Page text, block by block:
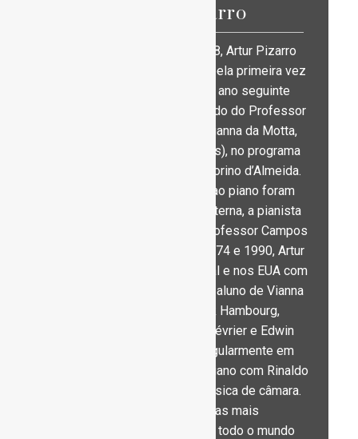
Artur Pizarro
Nascido em Lisboa em 1968, Artur Pizarro
apresentou-se em público pela primeira vez
aos três anos de idade e no ano seguinte
apresentou-se na RTP ao lado do Professor
Campos Coelho (aluno de Vianna da Motta,
Isidor Phillip e Ricardo Viñes), no programa
Histórias da Música de Victorino d’Almeida.
Os seus primeiros passos ao piano foram
acompanhados pela avó materna, a pianista
Berta da Nóbrega, e pelo Professor Campos
Coelho. Mais tarde, entre 1974 e 1990, Artur
Pizarro estudou em Portugal e nos EUA com
Sequeira Costa (igualmente aluno de Vianna
da Motta e também de Mark Hambourg,
Marguerite Long, Jacques Février e Edwin
Fische Artur Pizarro atua regularmente em
recitais a solo, em duo de piano com Rinaldo
Zhok e em concertos de música de câmara.
Apresenta-se também com as mais
prestigiadas orquestras por todo o mundo